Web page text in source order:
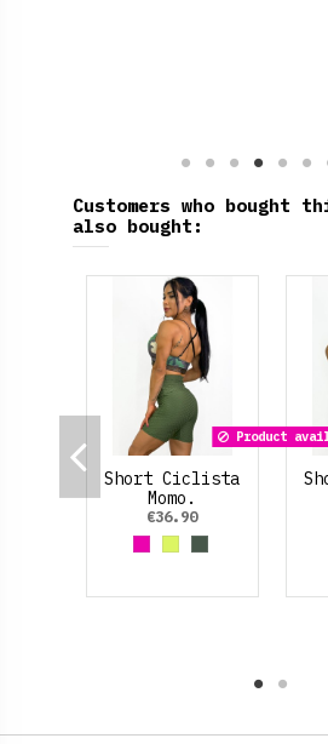
Customers who bought
also bought:
Short Ciclista
Momo.
€36.90
FucsiaAmarillo Neon
Verde Oliva
Product